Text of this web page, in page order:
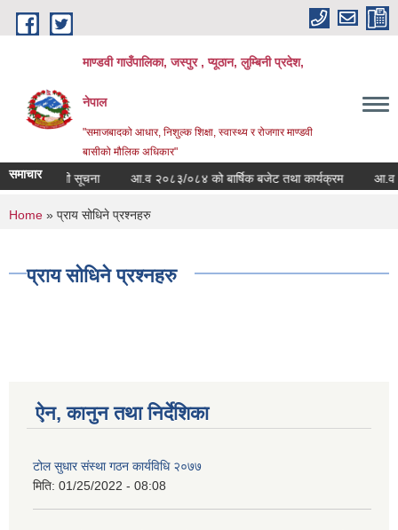
Skip to main content
माण्डवी गाउँपालिका, जस्पुर , प्यूठान, लुम्बिनी प्रदेश,
नेपाल
"समाजबादको आधार, निशुल्क शिक्षा, स्वास्थ्य र रोजगार माण्डवी
बासीको मौलिक अधिकार"
समाचार
सम्बन्धी सूचना आ.व २०८३/०८४ को बार्षिक बजेट तथा कार्यक्रम आ.व
You are here
Home » प्राय सोधिने प्रश्नहरु
प्राय सोधिने प्रश्नहरु
ऐन, कानुन तथा निर्देशिका
टोल सुधार संस्था गठन कार्यविधि २०७७
मिति: 01/25/2022 - 08:08